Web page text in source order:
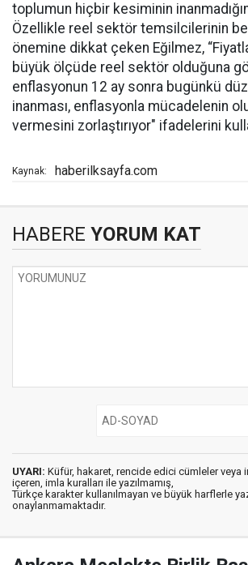
toplumun hiçbir kesiminin
Özellikle reel sektör temsilcilerinin
önemine dikkat çeken Eğilmez,
büyük ölçüde reel sektör olduğuna
enflasyonun 12 ay sonra bugünkü
inanması, enflasyonla mücadelenin
vermesini zorlaştırıyor" ifadelerini
Kaynak: haberilksayfa.com
HABERE YORUM KAT
UYARI: Küfür, hakaret, rencide edici cümleler veya
içeren, imla kuralları ile yazılmamış,
Türkçe karakter kullanılmayan ve büyük harflerle
onaylanmamaktadır.